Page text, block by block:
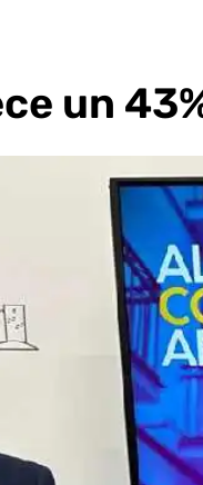
un